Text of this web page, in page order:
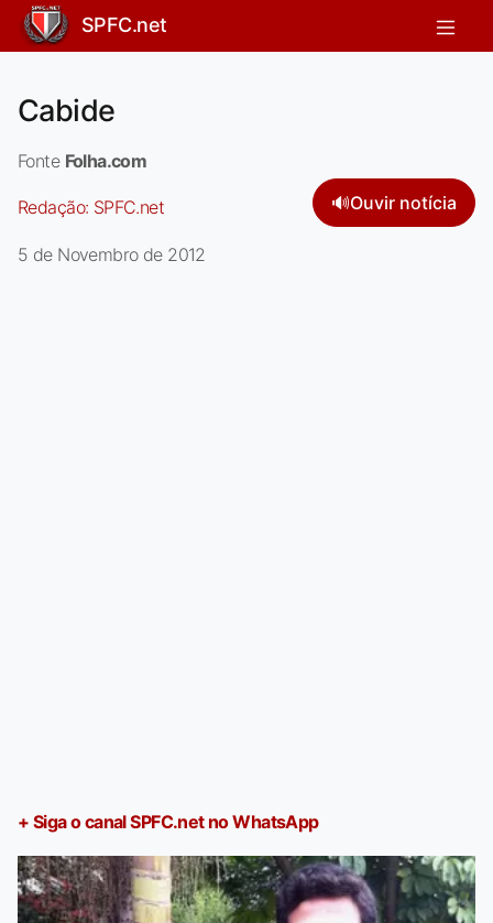
SPFC.net
Cabide
Fonte Folha.com
Redação: SPFC.net 🔊Ouvir notícia
5 de Novembro de 2012
+ Siga o canal SPFC.net no WhatsApp